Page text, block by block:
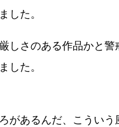
した。
しさのある作品かと
した。
があるんだ、こうい